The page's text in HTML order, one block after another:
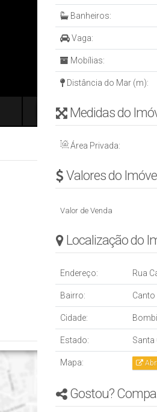
Banheiros:
Vaga:
Mobílias:
Distância do Mar (m):
Medidas do
Área Privada:
Valores do
Valor de Venda
Localização do
Endereço: Rua
Bairro: Canto
Cidade:
Estado: Santa
Mapa:
Gostou?